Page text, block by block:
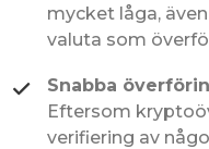
mycket låga,
valuta som
Snabba
Eftersom
verifiering av